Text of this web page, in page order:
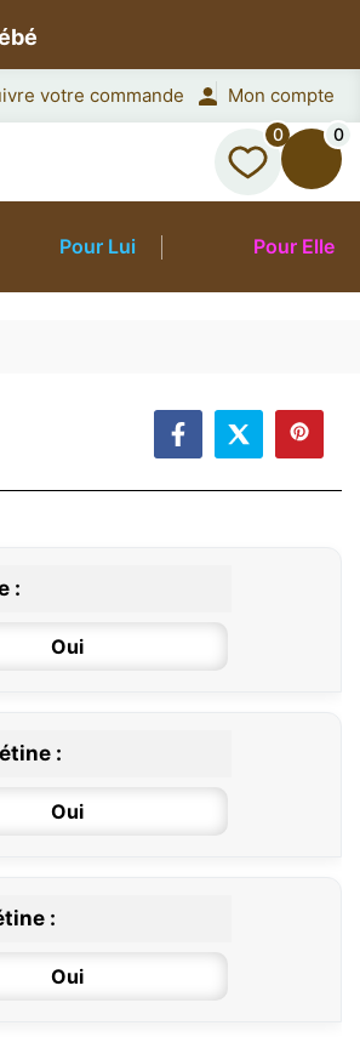
votre commande Mon compte
0 0
Pour Lui Pour Elle
:
Oui
:
Oui
:
Oui